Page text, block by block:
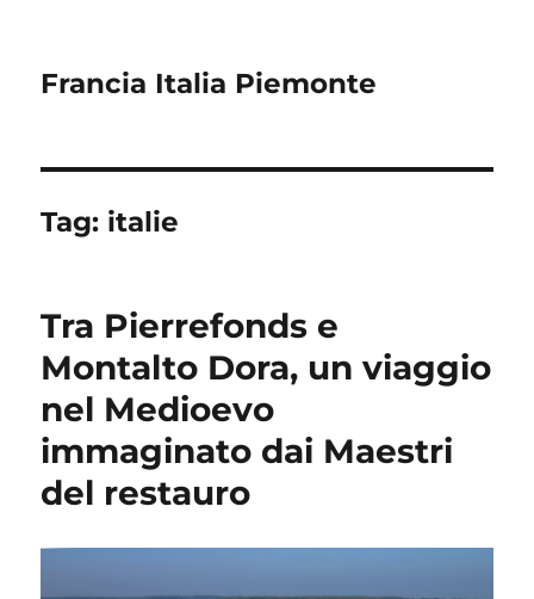
Francia Italia Piemonte
Tag: italie
Tra Pierrefonds e
Montalto Dora, un viaggio
nel Medioevo
immaginato dai Maestri
del restauro